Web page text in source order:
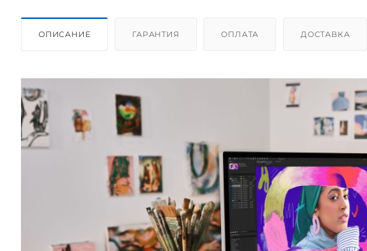
ОПИСАНИЕ ГАРАНТИЯ ОПЛАТА ДОСТАВКА